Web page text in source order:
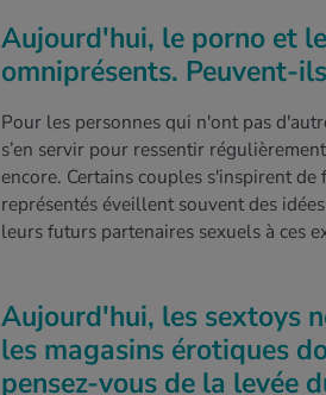
Aujourd'hui, le porno et
omniprésents. Peuvent-
Pour les personnes qui n'ont pas
s’en servir pour ressentir
encore. Certains couples s'inspirent
représentés éveillent souvent des
leurs futurs partenaires sexuels à ces
Aujourd'hui, les sextoys
les magasins érotiques
pensez-vous de la levée